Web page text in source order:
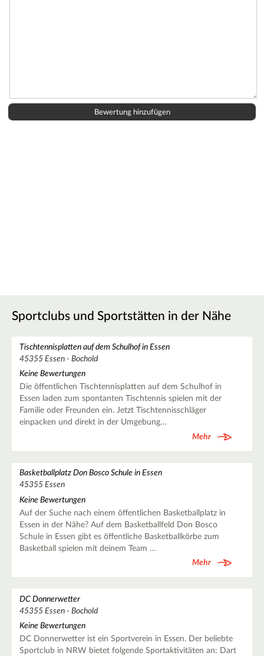
Sportclubs und Sportstätten in der Nähe
Tischtennisplatten auf dem Schulhof in Essen
45355 Essen - Bochold
Keine Bewertungen
Die öffentlichen Tischtennisplatten auf dem Schulhof in
Essen laden zum spontanten Tischtennis spielen mit der
Familie oder Freunden ein. Jetzt Tischtennisschläger
einpacken und direkt in der Umgebung…
Mehr
Basketballplatz Don Bosco Schule in Essen
45355 Essen
Keine Bewertungen
Auf der Suche nach einem öffentlichen Basketballplatz in
Essen in der Nähe? Auf dem Basketballfeld Don Bosco
Schule in Essen gibt es öffentliche Basketballkörbe zum
Basketball spielen mit deinem Team …
Mehr
DC Donnerwetter
45355 Essen - Bochold
Keine Bewertungen
DC Donnerwetter ist ein Sportverein in Essen. Der beliebte
Sportclub in NRW bietet folgende Sportaktivitäten an: Dart